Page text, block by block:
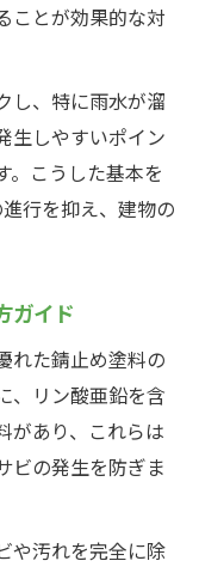
ことが効果的な対
し、特に雨水が溜
生しやすいポイン
。こうした基本を
行を抑え、建物の
ガイド
れた錆止め塗料の
、リン酸亜鉛を含
があり、これらは
ビの発生を防ぎま
や汚れを完全に除